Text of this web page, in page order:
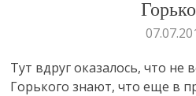
Тут вдруг оказалось, что не
Горького знают, что еще в